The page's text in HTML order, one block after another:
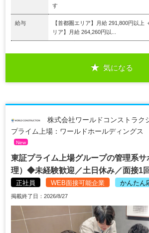
す
給与
【首都圏エリア】月給 291,800円以上
リア】月給 264,260円以...
気になる
株式会社ワールドコンストラク
プライム上場：ワールドホールディングス
New
東証プライム上場グループの管理系
理）◆未経験歓迎／土日休み／面接1
正社員 WEB面接可能企業 かんたん
掲載終了日：2026/8/27